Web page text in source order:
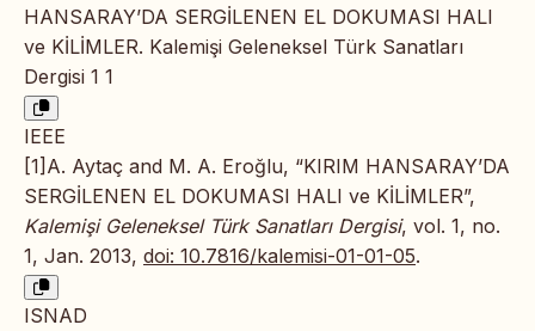
HANSARAY’DA SERGİLENEN EL DOKUMASI HALI
ve KİLİMLER. Kalemişi Geleneksel Türk Sanatları
Dergisi 1 1
IEEE
[1]A. Aytaç and M. A. Eroğlu, “KIRIM HANSARAY’DA
SERGİLENEN EL DOKUMASI HALI ve KİLİMLER”,
Kalemişi Geleneksel Türk Sanatları Dergisi, vol. 1, no.
1, Jan. 2013, doi: 10.7816/kalemisi-01-01-05.
ISNAD